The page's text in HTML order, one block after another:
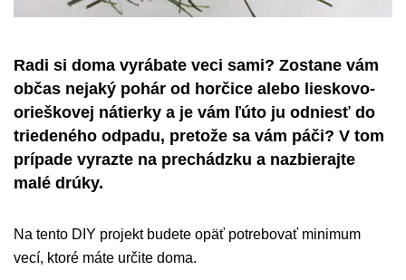
Radi si doma vyrábate veci sami? Zostane vám
občas nejaký pohár od horčice alebo lieskovo-
orieškovej nátierky a je vám ľúto ju odniesť do
triedeného odpadu, pretože sa vám páči? V tom
prípade vyrazte na prechádzku a nazbierajte
malé drúky.
Na tento DIY projekt budete opäť potrebovať minimum
vecí, ktoré máte určite doma.